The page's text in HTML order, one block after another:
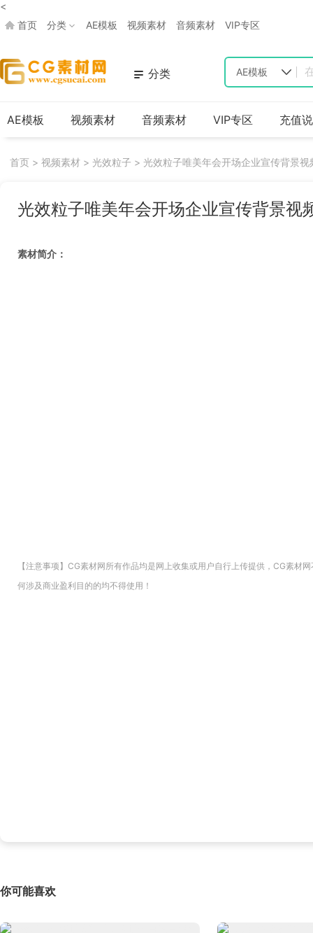
<
首页
分类 AE模板 视频素材 音频素材 VIP专区
分类 AE模板
AE模板 视频素材 音频素材 VIP专区 充值
首页 > 视频素材 > 光效粒子 > 光效粒子唯美年会开场企业宣传背景视
光效粒子唯美年会开场企业宣传背景视
素材简介：
【注意事项】CG素材网所有作品均是网上收集或用户自行上传提供，CG素材
何涉及商业盈利目的的均不得使用！
你可能喜欢